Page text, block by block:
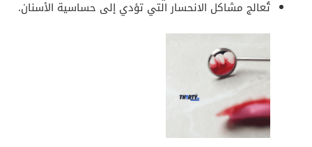
تُعالج مشاكل الانحسار التي تؤدي إلى حساسية الأسنان.